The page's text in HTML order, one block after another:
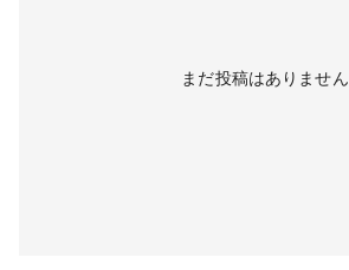
まだ投稿はありません